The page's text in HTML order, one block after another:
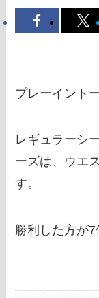
プレーイント
レギュラーシ
ーズは、ウエ
す。
勝利した方が7